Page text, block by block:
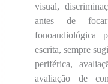
visual,
antes de
fonoaudiológica
escrita, sempre
periférica,
avaliação de